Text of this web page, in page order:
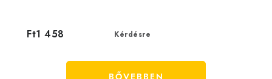
Kérdésre
Ft1 458
BŐVEBBEN